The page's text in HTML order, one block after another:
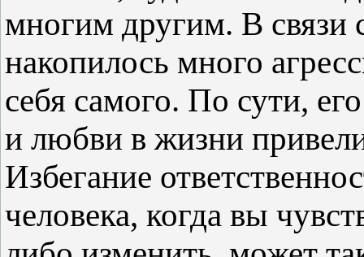
многим другим. В связи
накопилось много
себя самого. По сути,
и любви в жизни
Избегание
человека, когда вы